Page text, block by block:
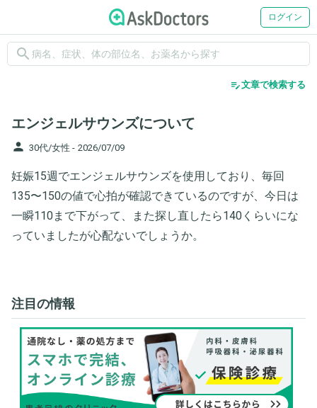
ログイン
search
edit_note文章で検索する
エンジェルサウンズについて
person 30代/女性 - 2026/07/09
妊娠15週でエンジェルサウンズを使用しており、毎回
135〜150の値で心拍が確認できているのですが、今日は
一瞬110まで下がって、また探し直したら140くらいにな
っていましたが心配ないでしょうか。
注目の情報